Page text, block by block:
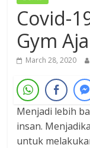
Dzikir,
Fikir,
Ikhtiar
Covid-
Gym
March 28, 2020
Menjadi lebih
insan.
untuk